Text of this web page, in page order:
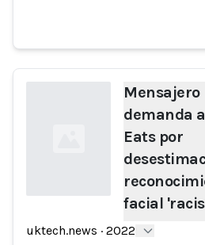
Loading...
Mensajero
demanda
Eats por
facial
uktech.news · 2022